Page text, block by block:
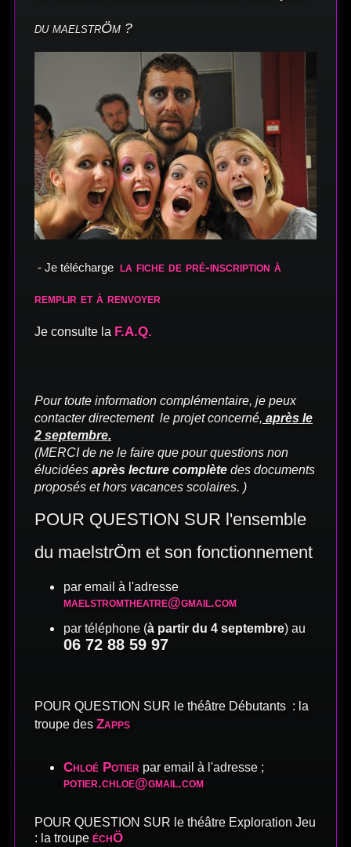
du maelstrÖm ?
- Je télécharge la fiche de pré-inscription à
remplir et à renvoyer
Je consulte la F.A.Q.
Pour toute information complémentaire, je peux
contacter directement le projet concerné, après le
2 septembre.
(MERCI de ne le faire que pour questions non
élucidées après lecture complète des documents
proposés et hors vacances scolaires. )
POUR QUESTION SUR l'ensemble
du maelstrÖm et son fonctionnement
par email à l'adresse
maelstromtheatre@gmail.com
par téléphone (à partir du 4 septembre) au
06 72 88 59 97
POUR QUESTION SUR le théâtre Débutants : la
troupe des Zapps
Chloé Potier par email à l'adresse ;
potier.chloe@gmail.com
POUR QUESTION SUR le théâtre Exploration Jeu
: la troupe échÖ